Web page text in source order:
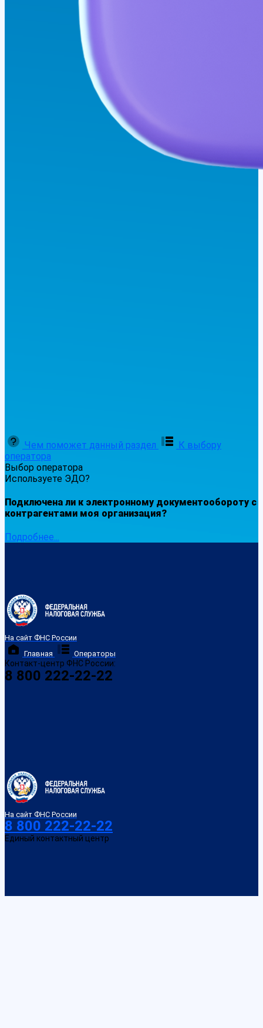
Чем поможет данный раздел
К выбору
оператора
Выбор оператора
Используете ЭДО?
Подключена ли к электронному документообороту с
контрагентами моя организация?
Подробнее...
На сайт ФНС России
Главная
Операторы
Контакт-центр ФНС России:
8 800 222-22-22
На сайт ФНС России
8 800 222-22-22
Единый контактный центр